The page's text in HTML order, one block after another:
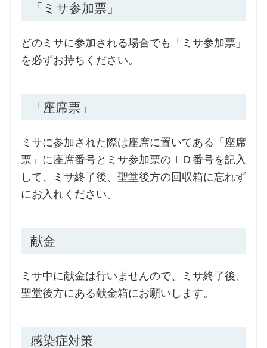
「ミサ参加票」
どのミサに参加される場合でも「ミサ参加票」
を必ずお持ちください。
「座席票」
ミサに参加された際は座席に置いてある「座席
票」に座席番号とミサ参加票のＩＤ番号を記入
して、ミサ終了後、聖堂後方の回収箱に忘れず
にお入れください。
献金
ミサ中に献金は行いませんので、ミサ終了後、
聖堂後方にある献金箱にお願いします。
感染症対策